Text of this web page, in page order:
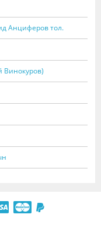
Анциферов тол.
Винокуров)